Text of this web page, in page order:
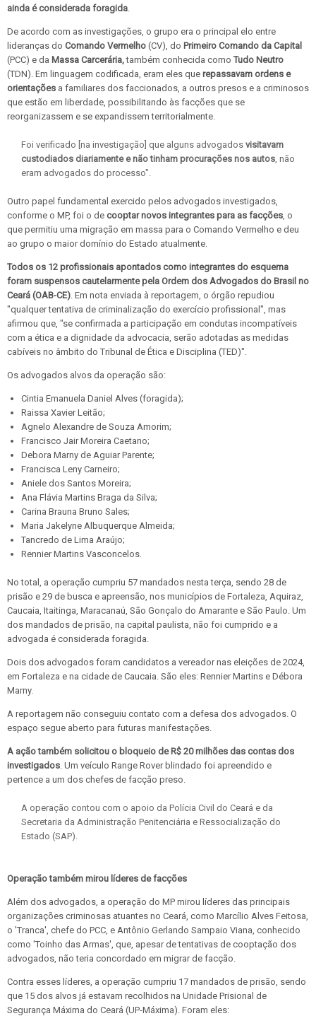
ainda é considerada foragida
De acordo com as investigações, o grupo era o principal elo entre
lideranças do Comando Vermelho (CV), do Primeiro Comando da Capital
(PCC) e da Massa Carcerária,também conhecida como Tudo Neutro
(TDN). Em linguagem codificada, eram eles que repassavam ordens e
orientações a familiares dos faccionados, a outros presos e a criminosos
que estão em liberdade, possibilitando às facções que se
reorganizassem e se expandissem territorialmente.
Foi verificado [na investigação] que alguns advogados visitavam
custodiados diariamente e não tinham procurações nos autos , não
eram advogados do processo".
Outro papel fundamental exercido pelos advogados investigados,
conforme o MP, foi o de cooptar novos integrantes para as facções , o
que permitiu uma migração em massa para o Comando Vermelho e deu
ao grupo o maior domínio do Estado atualmente.
Todos os 12 profissionais apontados como integrantes do esquema
foram suspensos cautelarmente pela Ordem dos Advogados do Brasil no
Ceará (OAB-CE) . Em nota enviada à reportagem, o órgão repudiou
"qualquer tentativa de criminalização do exercício profissional", mas
afirmou que, "se confirmada a participação em condutas incompatíveis
com a ética e a dignidade da advocacia, serão adotadas as medidas
cabíveis no âmbito do Tribunal de Ética e Disciplina (TED)".
Os advogados alvos da operação são:
Cintia Emanuela Daniel Alves (foragida);
Raissa Xavier Leitão;
Agnelo Alexandre de Souza Amorim;
Francisco Jair Moreira Caetano;
Debora Marny de Aguiar Parente;
Francisca Leny Carneiro;
Aniele dos Santos Moreira;
Ana Flávia Martins Braga da Silva;
Carina Brauna Bruno Sales;
Maria Jakelyne Albuquerque Almeida;
Tancredo de Lima Araújo;
Rennier Martins Vasconcelos.
No total, a operação cumpriu 57 mandados nesta terça, sendo 28 de
prisão e 29 de busca e apreensão, nos municípios de Fortaleza, Aquiraz,
Caucaia, Itaitinga, Maracanaú, São Gonçalo do Amarante e São Paulo. Um
dos mandados de prisão, na capital paulista, não foi cumprido e a
advogada é considerada foragida.
Dois dos advogados foram candidatos a vereador nas eleições de 2024,
em Fortaleza e na cidade de Caucaia. São eles: Rennier Martins e Débora
Marny.
A reportagem não conseguiu contato com a defesa dos advogados. O
espaço segue aberto para futuras manifestações.
A ação também solicitou o bloqueio de R$ 20 milhões das contas dos
investigados . Um veículo Range Rover blindado foi apreendido e
pertence a um dos chefes de facção preso.
A operação contou com o apoio da Polícia Civil do Ceará e da
Secretaria da Administração Penitenciária e Ressocialização do
Estado (SAP).
Operação também mirou líderes de facções
Além dos advogados, a operação do MP mirou líderes das principais
organizações criminosas atuantes no Ceará, como Marcílio Alves Feitosa,
o 'Tranca', chefe do PCC, e Antônio Gerlando Sampaio Viana, conhecido
como 'Toinho das Armas', que, apesar de tentativas de cooptação dos
advogados, não teria concordado em migrar de facção.
Contra esses líderes, a operação cumpriu 17 mandados de prisão, sendo
que 15 dos alvos já estavam recolhidos na Unidade Prisional de
Segurança Máxima do Ceará (UP-Máxima). Foram eles: